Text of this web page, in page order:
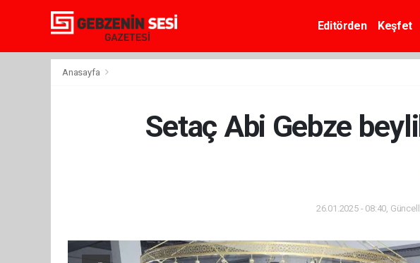
Editörden Keşfet
Anasayfa
Setaç Abi Gebze
26.01.2025 - 08:40,